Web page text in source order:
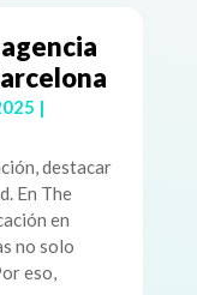
|
destacar
En The
en
no solo
eso,